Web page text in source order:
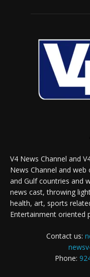
V4 News Channel and
News Channel and
and Gulf countries and
news cast, throwing
health, art, sports
Entertainment oriented
Contact us:
Phone: